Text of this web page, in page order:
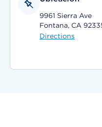
9961 Sierra Ave
Fontana, CA
Directions